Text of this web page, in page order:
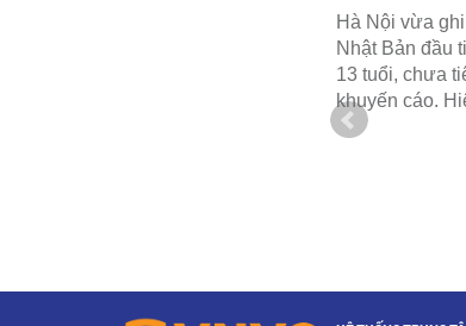
Hà Nội vừa
Nhật Bản đầu
13 tuổi, chưa
khuyến cáo.